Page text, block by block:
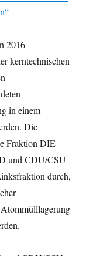
2016
kerntechnischen
in einem
Die
Fraktion DIE
und CDU/CSU
durch,